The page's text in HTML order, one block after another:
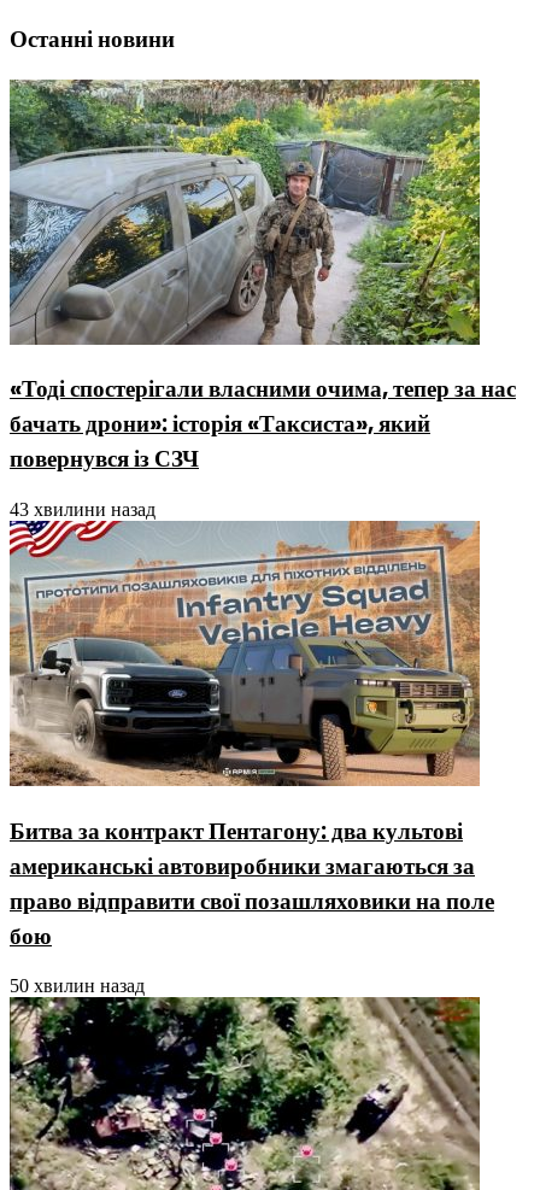
Останні новини
«Тоді спостерігали власними очима, тепер за нас
бачать дрони»: історія «Таксиста», який
повернувся із СЗЧ
43 хвилини назад
Битва за контракт Пентагону: два культові
американські автовиробники змагаються за
право відправити свої позашляховики на поле
бою
50 хвилин назад